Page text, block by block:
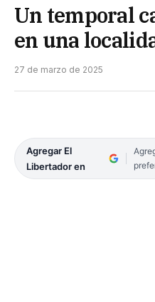
Un temporal
en una
27 de marzo de 2025
Agregar El
Libertador en